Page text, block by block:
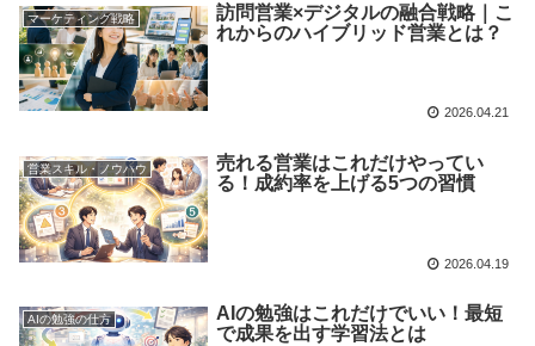
マーケティング戦略
訪問営業×デジタルの融合戦略｜こ
れからのハイブリッド営業とは？
2026.04.21
営業スキル・ノウハウ
売れる営業はこれだけやってい
る！成約率を上げる5つの習慣
2026.04.19
AIの勉強の仕方
AIの勉強はこれだけでいい！最短
で成果を出す学習法とは